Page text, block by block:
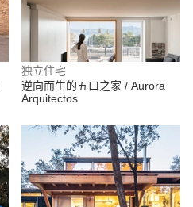
独立住宅
逆向而生的五口之家 / Aurora
Arquitectos